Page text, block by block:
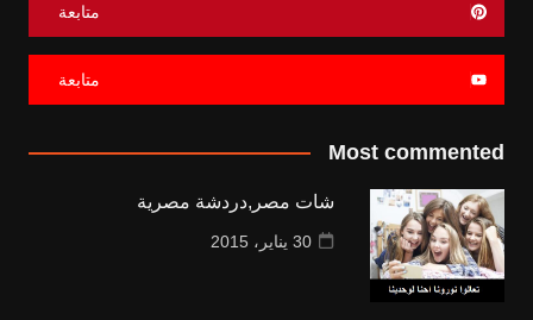
متابعة
متابعة
Most commented
شات مصر,دردشة مصرية
30 يناير، 2015